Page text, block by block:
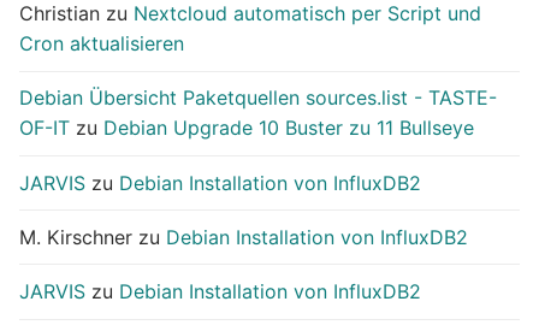
Christian zu Nextcloud automatisch per Script und
Cron aktualisieren
Debian Übersicht Paketquellen sources.list - TASTE-
OF-IT zu Debian Upgrade 10 Buster zu 11 Bullseye
JARVIS zu Debian Installation von InfluxDB2
M. Kirschner zu Debian Installation von InfluxDB2
JARVIS zu Debian Installation von InfluxDB2